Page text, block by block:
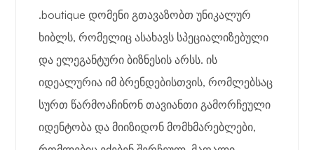
.boutique დომენი გთავაზობთ უნიკალურ
ხიბლს, რომელიც ასახავს სპეციალიზებული
და ელეგანტური ბიზნესის არსს. ის
იდეალურია იმ ბრენდებისთვის, რომლებსაც
სურთ წარმოაჩინონ თავიანთი გამორჩეული
იდენტობა და მიიზიდონ მომხმარებლები,